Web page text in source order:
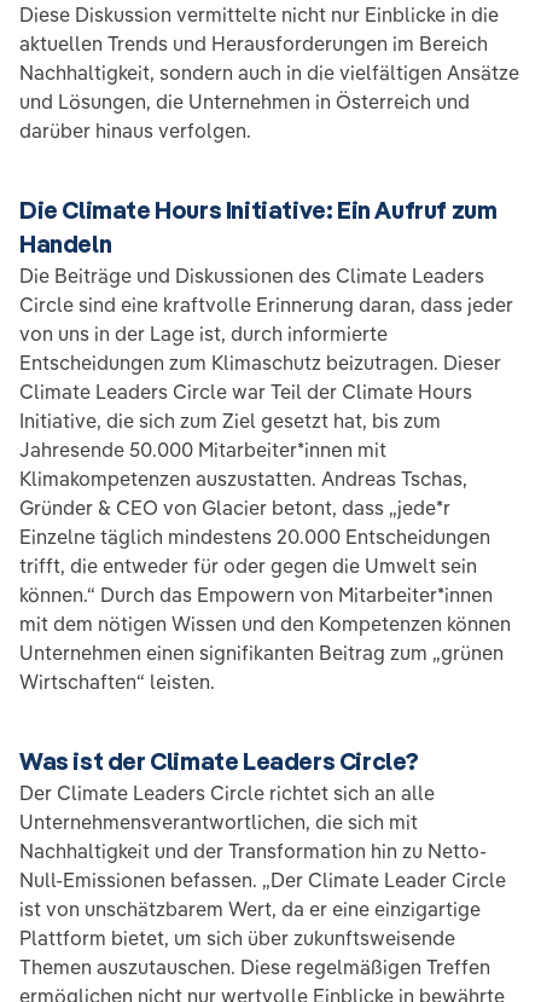
Diese Diskussion vermittelte nicht nur Einblicke in die
aktuellen Trends und Herausforderungen im Bereich
Nachhaltigkeit, sondern auch in die vielfältigen Ansätze
und Lösungen, die Unternehmen in Österreich und
darüber hinaus verfolgen.
Die Climate Hours Initiative: Ein Aufruf zum
Handeln
Die Beiträge und Diskussionen des Climate Leaders
Circle sind eine kraftvolle Erinnerung daran, dass jeder
von uns in der Lage ist, durch informierte
Entscheidungen zum Klimaschutz beizutragen. Dieser
Climate Leaders Circle war Teil der Climate Hours
Initiative, die sich zum Ziel gesetzt hat, bis zum
Jahresende 50.000 Mitarbeiter*innen mit
Klimakompetenzen auszustatten. Andreas Tschas,
Gründer & CEO von Glacier betont, dass „jede*r
Einzelne täglich mindestens 20.000 Entscheidungen
trifft, die entweder für oder gegen die Umwelt sein
können.“ Durch das Empowern von Mitarbeiter*innen
mit dem nötigen Wissen und den Kompetenzen können
Unternehmen einen signifikanten Beitrag zum „grünen
Wirtschaften“ leisten.
Was ist der Climate Leaders Circle?
Der Climate Leaders Circle richtet sich an alle
Unternehmensverantwortlichen, die sich mit
Nachhaltigkeit und der Transformation hin zu Netto-
Null-Emissionen befassen. „Der Climate Leader Circle
ist von unschätzbarem Wert, da er eine einzigartige
Plattform bietet, um sich über zukunftsweisende
Themen auszutauschen. Diese regelmäßigen Treffen
ermöglichen nicht nur wertvolle Einblicke in bewährte